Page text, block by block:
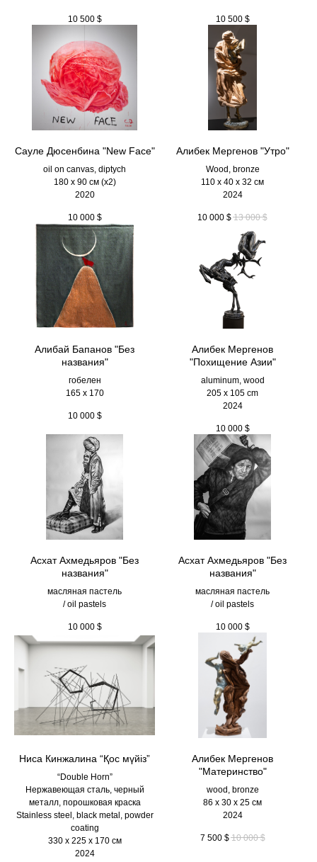
10 500 $ 10 500 $
Сауле Дюсенбина "New Face"
oil on canvas, diptych
180 x 90 см (х2)
2020
10 000 $
Алибек Мергенов "Утро"
Wood, bronze
110 х 40 х 32 см
2024
10 000 $ 13 000 $
Алибай Бапанов "Без
названия"
гобелен
165 x 170
10 000 $
Алибек Мергенов
"Похищение Азии"
aluminum, wood
205 х 105 cm
2024
10 000 $
Асхат Ахмедьяров "Без
названия"
масляная пастель
/ oil pastels
10 000 $
Асхат Ахмедьяров "Без
названия"
масляная пастель
/ oil pastels
10 000 $
Ниса Кинжалина “Қос мүйіз”
“Double Horn”
Нержавеющая сталь, черный
металл, порошковая краска
Stainless steel, black metal, powder
coating
330 х 225 х 170 см
2024
Алибек Мергенов
"Материнство"
wood, bronze
86 х 30 х 25 см
2024
7 500 $ 10 000 $